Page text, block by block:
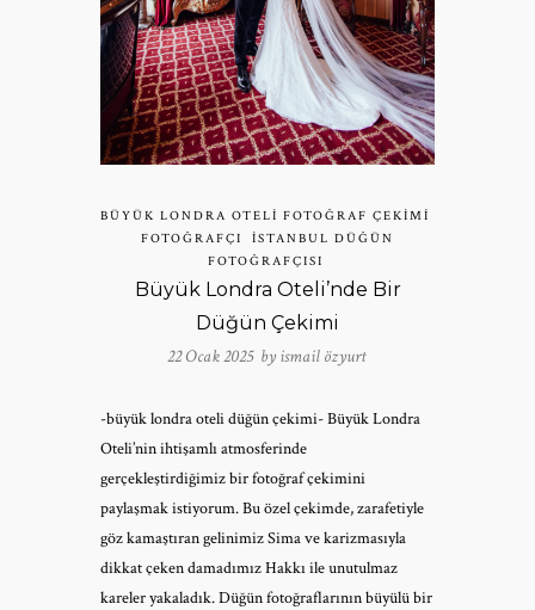
BÜYÜK LONDRA OTELI FOTOĞRAF ÇEKIMI
FOTOĞRAFÇI
İSTANBUL DÜĞÜN
FOTOĞRAFÇISI
Büyük Londra Oteli’nde Bir
Düğün Çekimi
22 Ocak 2025 by ismail özyurt
-büyük londra oteli düğün çekimi- Büyük Londra
Oteli’nin ihtişamlı atmosferinde
gerçekleştirdiğimiz bir fotoğraf çekimini
paylaşmak istiyorum. Bu özel çekimde, zarafetiyle
göz kamaştıran gelinimiz Sima ve karizmasıyla
dikkat çeken damadımız Hakkı ile unutulmaz
kareler yakaladık. Düğün fotoğraflarının büyülü bir